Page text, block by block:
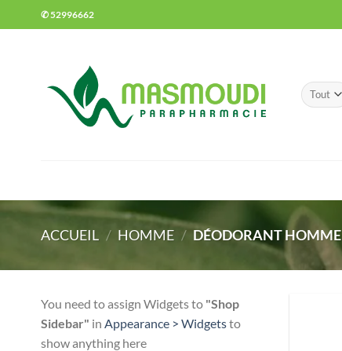
au
✆ 52996662
ACCUEIL / HOMME / DÉODORANT HOMME
You need to assign Widgets to "Shop
Sidebar" in Appearance > Widgetsto
show anything here